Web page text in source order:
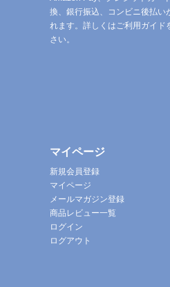
換、銀行振込、コンビニ後払い
れます。詳しくはご利用ガイド
さい。
マイページ
新規会員登録
マイページ
メールマガジン登録
商品レビュー一覧
ログイン
ログアウト